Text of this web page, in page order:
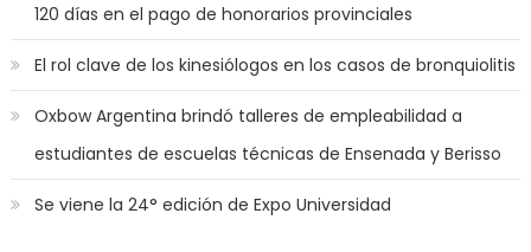
120 días en el pago de honorarios provinciales
El rol clave de los kinesiólogos en los casos de bronquiolitis
Oxbow Argentina brindó talleres de empleabilidad a
estudiantes de escuelas técnicas de Ensenada y Berisso
Se viene la 24° edición de Expo Universidad